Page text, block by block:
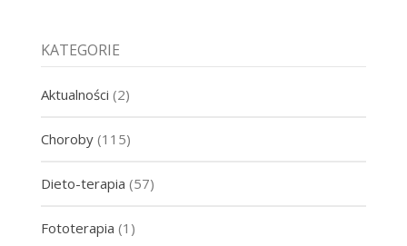
KATEGORIE
Aktualności (2)
Choroby(115)
Dieto-terapia (57)
Fototerapia (1)